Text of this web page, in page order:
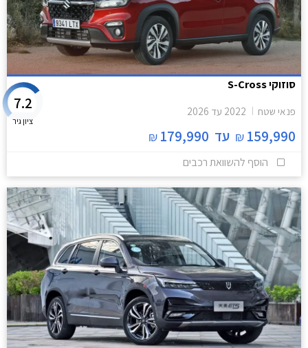
סוזוקי S-Cross
פנאי שטח 2022 עד 2026
159,990
₪ עד 179,990
₪
7.2
ציון גיר
הוסף להשוואת רכבים